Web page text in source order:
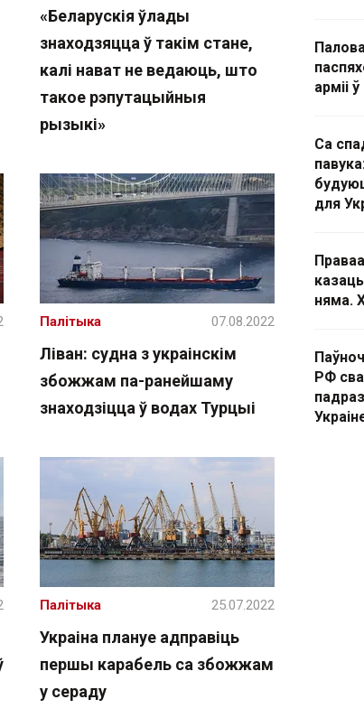
«Беларускія ўлады
знаходзяцца ў такім стане,
калі нават не ведаюць, што
такое рэпутацыйныя
рызыкі»
Ліван: судна з украінскім
збожжам па-ранейшаму
знаходзіцца ў водах Турцыі
Палітыка 07.08.2022
Украіна плануе адправіць
першы карабель са збожжам
у сераду
Палітыка 25.07.2022
арміі
Са
для
няма.
РФ